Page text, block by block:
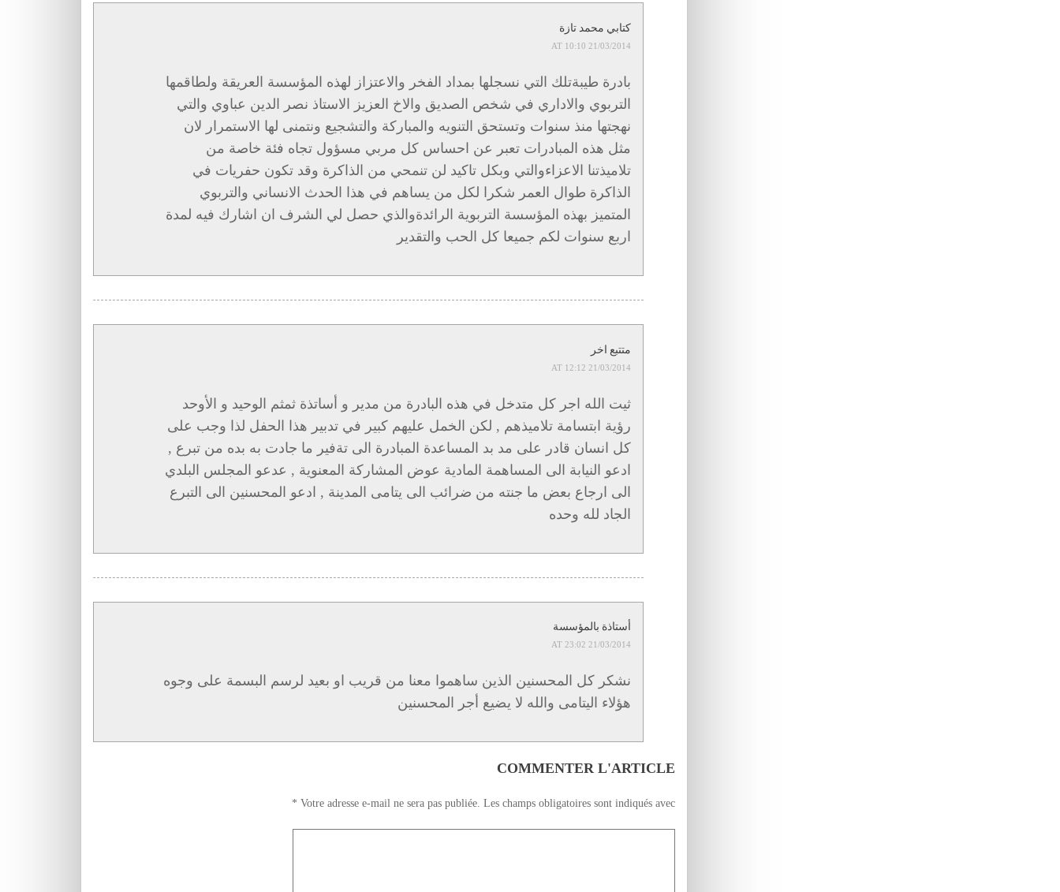
كتابي محمد تازة
21/03/2014 AT 10:10
بادرة طيبةتلك التي نسجلها بمداد الفخر والاعتزاز لهذه المؤسسة العريقة ولطاقمها
التربوي والاداري في شخص الصديق والاخ العزيز الاستاذ نصر الدين عباوي والتي
نهجتها منذ سنوات وتستحق التنويه والمباركة والتشجيع ونتمنى لها الاستمرار لان
مثل هذه المبادرات تعبر عن احساس كل مربي مسؤول تجاه فئة خاصة من
تلاميذتنا الاعزاءوالتي وبكل تاكيد لن تنمحي من الذاكرة وقد تكون حفريات في
الذاكرة طوال العمر شكرا لكل من يساهم في هذا الحدث الانساني والتربوي
المتميز بهذه المؤسسة التربوية الرائدةوالذي حصل لي الشرف ان اشارك فيه لمدة
اربع سنوات لكم جميعا كل الحب والتقدير
متتبع اخر
21/03/2014 AT 12:12
ثيت الله اجر كل متدخل في هذه البادرة من مدير و أساتذة ثمثم الوحيد و الأوحد
رؤية ابتسامة تلاميذهم , لكن الخمل عليهم كبير في تدبير هذا الحفل لذا وجب على
كل انسان قادر على مد بد المساعدة المبادرة الى تةفير ما جادت به بده من تبرع ,
ادعو النيابة الى المساهمة المادية عوض المشاركة المعنوية , عدعو المجلس البلدي
الى ارجاع بعض ما جنته من ضرائب الى يتامى المدينة , ادعو المحسنين الى التبرع
الجاد لله وحده
أستاذة بالمؤسسة
21/03/2014 AT 23:02
نشكر كل المحسنين الذين ساهموا معنا من قريب او بعيد لرسم البسمة على وجوه
هؤلاء اليتامى والله لا يضيع أجر المحسنين
COMMENTER L'ARTICLE
Votre adresse e-mail ne sera pas publiée. Les champs obligatoires sont indiqués avec
*